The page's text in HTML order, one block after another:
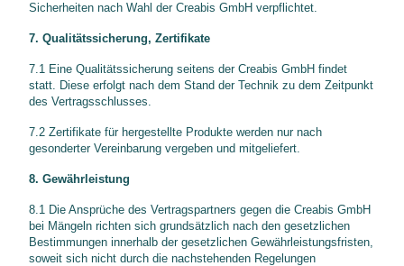
Sicherheiten nach Wahl der Creabis GmbH verpflichtet.
7. Qualitätssicherung, Zertifikate
7.1 Eine Qualitätssicherung seitens der Creabis GmbH findet
statt. Diese erfolgt nach dem Stand der Technik zu dem Zeitpunkt
des Vertragsschlusses.
7.2 Zertifikate für hergestellte Produkte werden nur nach
gesonderter Vereinbarung vergeben und mitgeliefert.
8. Gewährleistung
8.1 Die Ansprüche des Vertragspartners gegen die Creabis GmbH
bei Mängeln richten sich grundsätzlich nach den gesetzlichen
Bestimmungen innerhalb der gesetzlichen Gewährleistungsfristen,
soweit sich nicht durch die nachstehenden Regelungen